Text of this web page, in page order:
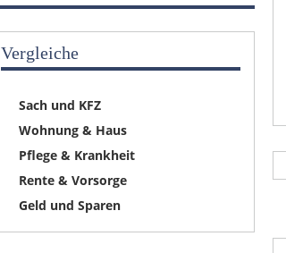
Vergleiche
Sach und KFZ
Wohnung & Haus
Pflege & Krankheit
Rente & Vorsorge
Geld und Sparen